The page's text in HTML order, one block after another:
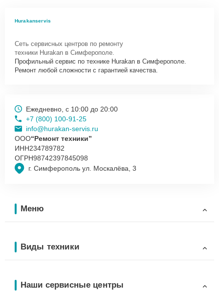
Hurakanservis
Сеть сервисных центров по ремонту
техники Hurakan в Симферополе.
Профильный сервис по технике Hurakan в Симферополе.
Ремонт любой сложности с гарантией качества.
г. Симферополь ул. Москалёва, 3
Ежедневно, с 10:00 до 20:00
+7 (800) 100-91-25
info@hurakan-servis.ru
ООО“Ремонт техники”
ИНН234789782
ОГРН98742397845098
Меню
Виды техники
Наши сервисные центры